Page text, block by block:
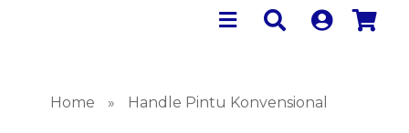
Home » Handle Pintu Konvensional